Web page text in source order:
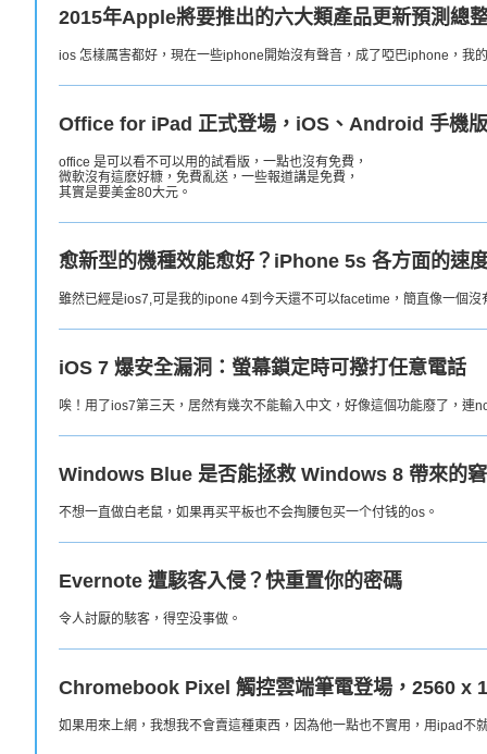
2015年Apple將要推出的六大類產品更新預測總
ios 怎樣厲害都好，現在一些iphone開始沒有聲音，成了啞巴iphone，我
Office for iPad 正式登場，iOS、Android 手機
office 是可以看不可以用的試看版，一點也沒有免費，
微軟沒有這麽好糠，免費亂送，一些報道講是免費，
其實是要美金80大元。
愈新型的機種效能愈好？iPhone 5s 各方面的速
雖然已經是ios7,可是我的ipone 4到今天還不可以facetime，簡直像一個沒
iOS 7 爆安全漏洞：螢幕鎖定時可撥打任意電話
唉！用了ios7第三天，居然有幾次不能輸入中文，好像這個功能廢了，連
Windows Blue 是否能拯救 Windows 8 帶來的
不想一直做白老鼠，如果再买平板也不会掏腰包买一个付钱的os。
Evernote 遭駭客入侵？快重置你的密碼
令人討厭的駭客，得空没事做。
Chromebook Pixel 觸控雲端筆電登場，2560 x
如果用來上網，我想我不會賣這種東西，因為他一點也不實用，用ipad不